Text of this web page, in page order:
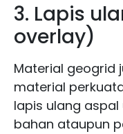
3. Lapis
overlay)
Material geogrid
material
lapis ulang
bahan ataupun